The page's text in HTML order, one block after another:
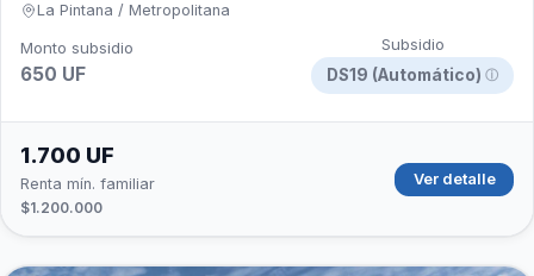
La Pintana / Metropolitana
Monto subsidio
650 UF
Subsidio
DS19 (Automático) ⓘ
1.700 UF
Renta mín. familiar
$1.200.000
Ver detalle